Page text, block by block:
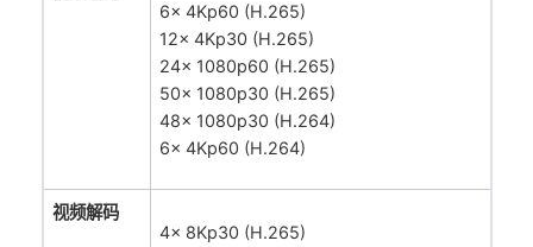
6x 4Kp60 (H.265)
12x 4Kp30 (H.265)
24x 1080p60 (H.265)
50x 1080p30 (H.265)
48x 1080p30 (H.264)
6x 4Kp60 (H.264)
视频解码
4x 8Kp30 (H.265)